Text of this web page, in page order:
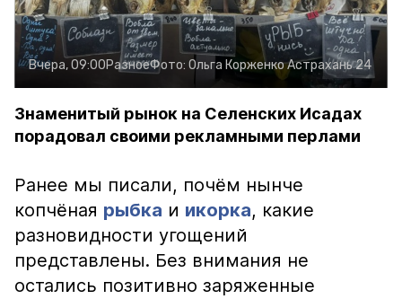
Вчера, 09:00РазноеФото: Ольга КорженкоАстрахань 24
Знаменитый рынок на Селенских Исадах
порадовал своими рекламными перлами
Ранее мы писали, почём нынче
копчёная рыбка и икорка, какие
разновидности угощений
представлены. Без внимания не
остались позитивно заряженные